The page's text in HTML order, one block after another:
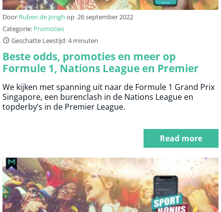
Door Ruben de Jongh op 26 september 2022
Categorie: Promoties
Geschatte Leestijd: 4 minuten
Beste odds, promoties en meer op
Formule 1, Nations League en Premier
League
We kijken met spanning uit naar de Formule 1 Grand Prix
Singapore, een burenclash in de Nations League en
topderby’s in de Premier League.
Read more